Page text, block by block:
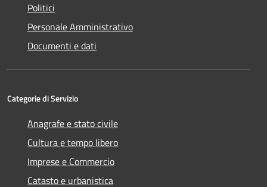
Politici
Personale Amministrativo
Documenti e dati
Categorie di Servizio
Anagrafe e stato civile
Cultura e tempo libero
Imprese e Commercio
Catasto e urbanistica